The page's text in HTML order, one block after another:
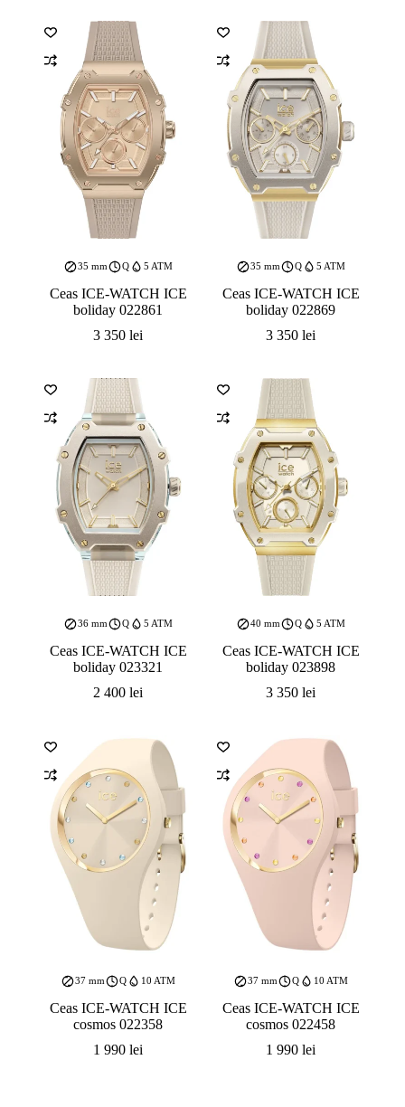
35 mm Q 5 ATM
Ceas ICE-WATCH ICE
boliday 022861
3 350lei
35 mm Q 5 ATM
Ceas ICE-WATCH ICE
boliday 022869
3 350lei
36 mm Q 5 ATM
Ceas ICE-WATCH ICE
boliday 023321
2 400lei
40 mm Q 5 ATM
Ceas ICE-WATCH ICE
boliday 023898
3 350lei
37 mm Q 10 ATM
Ceas ICE-WATCH ICE
cosmos 022358
1 990lei
37 mm Q 10 ATM
Ceas ICE-WATCH ICE
cosmos 022458
1 990lei